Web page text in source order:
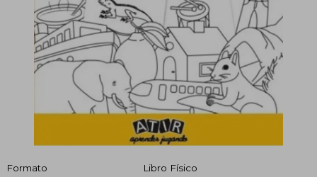
Formato
Libro Físico